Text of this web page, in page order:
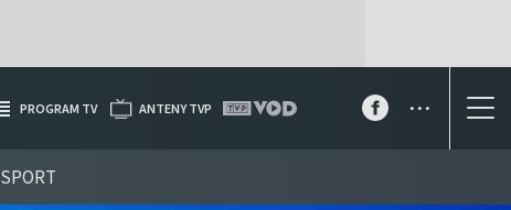
SPORT
PROGRAM TV ANTENY TVP ...